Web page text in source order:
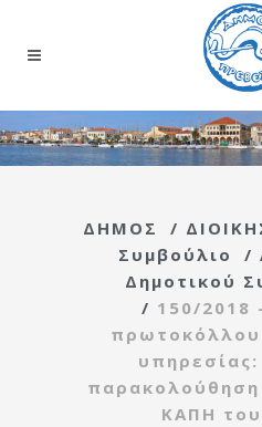
ΔΗΜΟΣ /
Συμβούλιο
/
Δημοτικού
/ 150/2018
υπηρεσίας:
ΚΑΠΗ